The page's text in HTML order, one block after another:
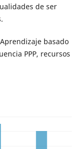
de ser
basado
PPP, recursos